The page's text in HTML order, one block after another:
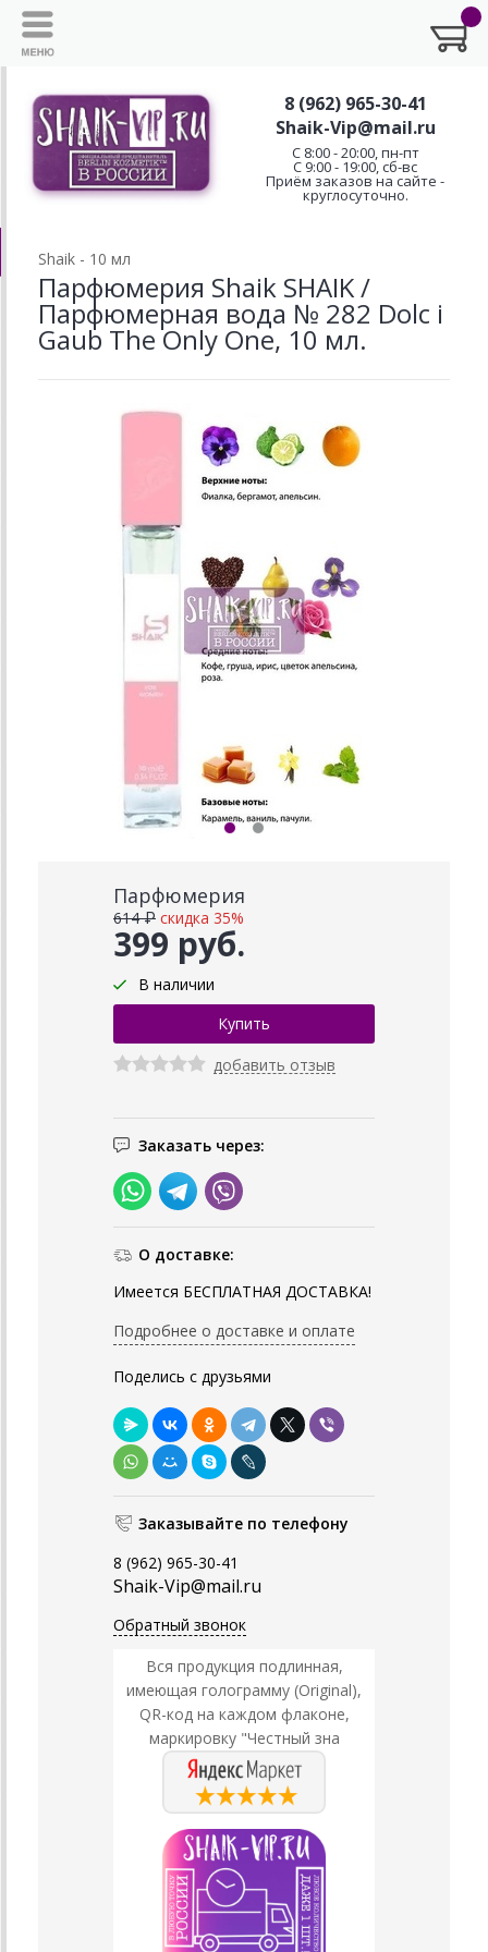
8 (962) 965-30-41
Shaik-Vip@mail.ru
C 8:00 - 20:00, пн-пт
С 9:00 - 19:00, сб-вс
Приём заказов на сайте -
круглосуточно.
Shaik - 10 мл
Парфюмерия Shaik SHAIK /
Парфюмерная вода № 282 Dolc i
Gaub The Only One, 10 мл.
Парфюмерия
399 руб.
614 ₽ скидка 35%
В наличии
добавить отзыв
Заказать через:
О доставке:
Имеется БЕСПЛАТНАЯ ДОСТАВКА!
Подробнее о доставке и оплате
Поделись с друзьями
Заказывайте по телефону
8 (962) 965-30-41
Shaik-Vip@mail.ru
Обратный звонок
Вся продукция подлинная,
имеющая голограмму (Original),
QR-код на каждом флаконе,
маркировку "Честный зна